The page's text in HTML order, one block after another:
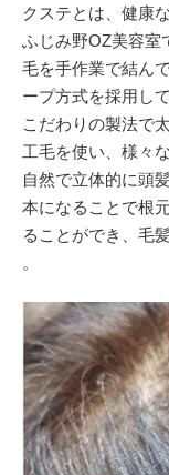
クステとは、健康
ふじみ野OZ美容室
毛を手作業で結ん
ープ方式を採用し
こだわりの製法で
工毛を使い、様々
自然で立体的に頭
本になることで根
ることができ、毛
。